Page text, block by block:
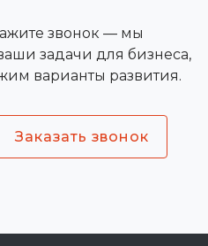
звонок — мы
задачи для бизнеса,
варианты развития.
Заказать звонок